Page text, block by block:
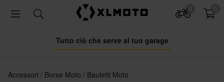
Tutto ciò che serve al tuo garage
Accessori Borse Moto Bauletti Moto